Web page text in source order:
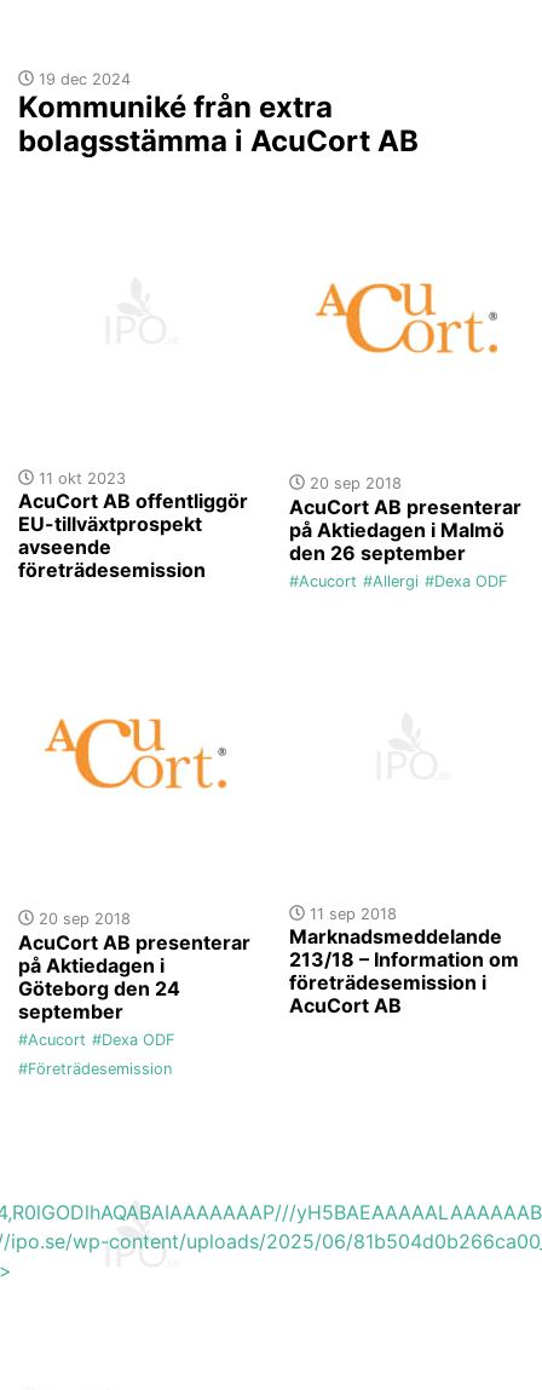
19 dec 2024
Kommuniké från extra
bolagsstämma i AcuCort AB
11 okt 2023
AcuCort AB offentliggör
EU-tillväxtprospekt
avseende
företrädesemission
20 sep 2018
AcuCort AB presenterar
på Aktiedagen i Malmö
den 26 september
#Acucort #Allergi #Dexa ODF
20 sep 2018
AcuCort AB presenterar
på Aktiedagen i
Göteborg den 24
september
#Acucort #Dexa ODF
#Företrädesemission
11 sep 2018
Marknadsmeddelande
213/18 – Information om
företrädesemission i
AcuCort AB
wp-content/uploads/2025/06/